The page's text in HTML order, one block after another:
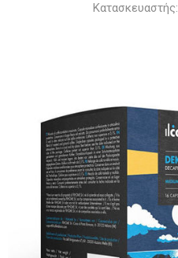
Κατασκευαστής: